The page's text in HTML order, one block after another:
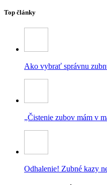
Top články
Ako vybrať správnu
„Čistenie zubov mám v
Odhalenie! Zubné kazy